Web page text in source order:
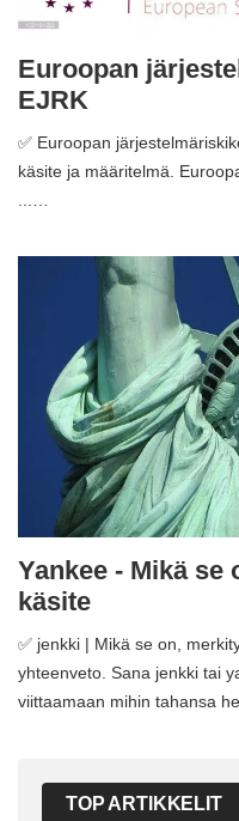
Euroopan
EJRK
✅ Euroopan
käsite ja määritelmä.
...…
Yankee - Mikä se
käsite
✅ jenkki | Mikä se on,
yhteenveto. Sana jenkki tai
viittaamaan mihin tahansa
TOP ARTIKKELIT